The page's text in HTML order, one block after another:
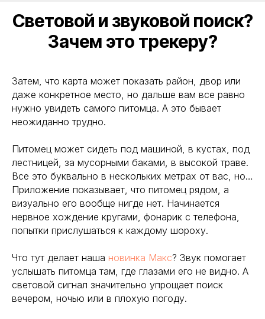
Световой и звуковой поиск?
Зачем это трекеру?
Затем, что карта может показать район, двор или
даже конкретное место, но дальше вам все равно
нужно увидеть самого питомца. А это бывает
неожиданно трудно.
Питомец может сидеть под машиной, в кустах, под
лестницей, за мусорными баками, в высокой траве.
Все это буквально в нескольких метрах от вас, но…
Приложение показывает, что питомец рядом, а
визуально его вообще нигде нет. Начинается
нервное хождение кругами, фонарик с телефона,
попытки прислушаться к каждому шороху.
Что тут делает наша новинка Макс? Звук помогает
услышать питомца там, где глазами его не видно. А
световой сигнал значительно упрощает поиск
вечером, ночью или в плохую погоду.